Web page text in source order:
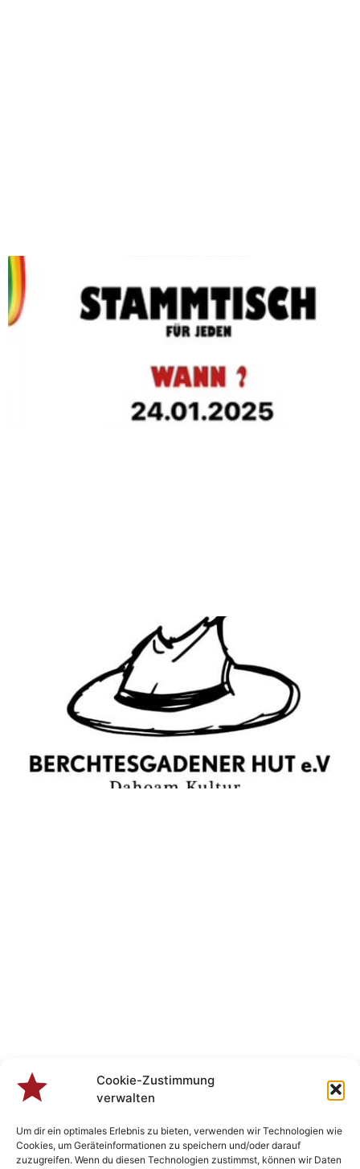
Cookie-Zustimmung
verwalten
Um dir ein optimales Erlebnis zu bieten, verwenden wir Technologien wie
Cookies, um Geräteinformationen zu speichern und/oder darauf
zuzugreifen. Wenn du diesen Technologien zustimmst, können wir Daten